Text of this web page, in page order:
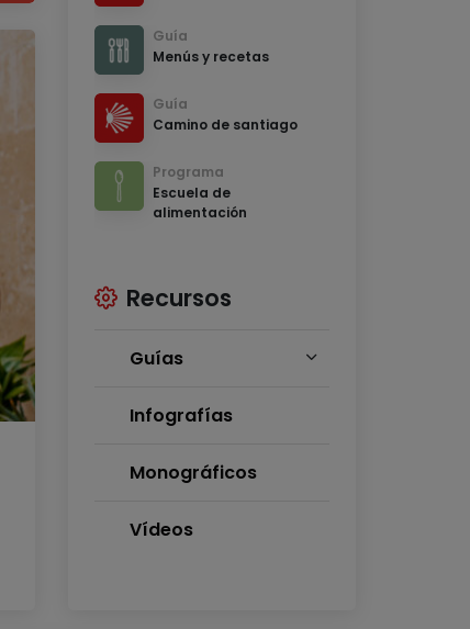
Guía
Menús y recetas
Guía
Camino de santiago
Programa
Escuela de
alimentación
Recursos
Guías
Infografías
Monográficos
Vídeos